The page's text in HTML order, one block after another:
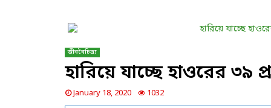
জীববৈচিত্র্য
হারিয়ে যাচ্ছে হাওরের
January 18, 2020 1032